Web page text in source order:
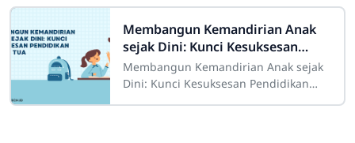
Montessori, yang dikembangkan oleh
Dr. Maria Montessori, adalah
pendekatan
Membangun Kemandirian Anak
sejak Dini: Kunci Kesuksesan
Pendidikan Orang Tua
Membangun Kemandirian Anak sejak
Dini: Kunci Kesuksesan Pendidikan